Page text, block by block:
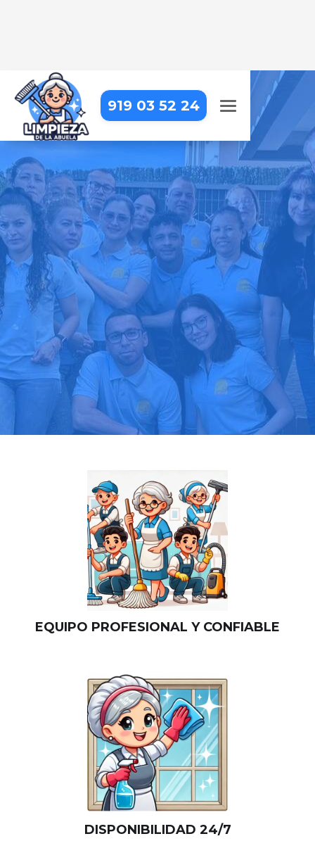
919 03 52 24
LIMPIEZA DE OFICINAS EN EL
ESCORIAL
Trabajar en una oficina impecable
hace la diferencia. Nosotros lo
hacemos posible
Pide tu presupuesto gratis
Llama hoy: 919 03 52 24
Más de 1000 clientes confían en nosotros
⭐⭐⭐⭐⭐
EQUIPO PROFESIONAL Y CONFIABLE
DISPONIBILIDAD 24/7